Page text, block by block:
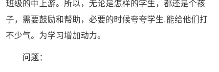
班级的中上游。所以，无论是怎样的学生，都还是个孩
子，需要鼓励和帮助，必要的时候夸夸学生.能给他们打
不少气。为学习增加动力。
问题：